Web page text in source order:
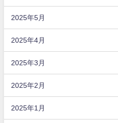
2025年5月
2025年4月
2025年3月
2025年2月
2025年1月